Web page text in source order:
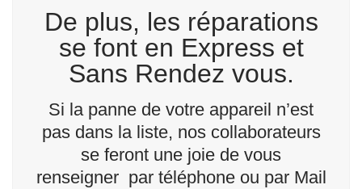
De plus, les réparations
se font en Express et
Sans Rendez vous.
Si la panne de votre appareil n’est
pas dans la liste, nos collaborateurs
se feront une joie de vous
renseigner par téléphone ou par Mail